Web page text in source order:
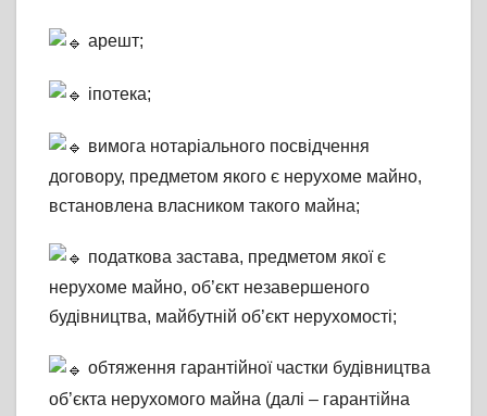
арешт;
іпотека;
вимога нотаріального посвідчення
договору, предметом якого є нерухоме майно,
встановлена власником такого майна;
податкова застава, предметом якої є
нерухоме майно, об’єкт незавершеного
будівництва, майбутній об’єкт нерухомості;
обтяження гарантійної частки будівництва
об’єкта нерухомого майна (далі – гарантійна